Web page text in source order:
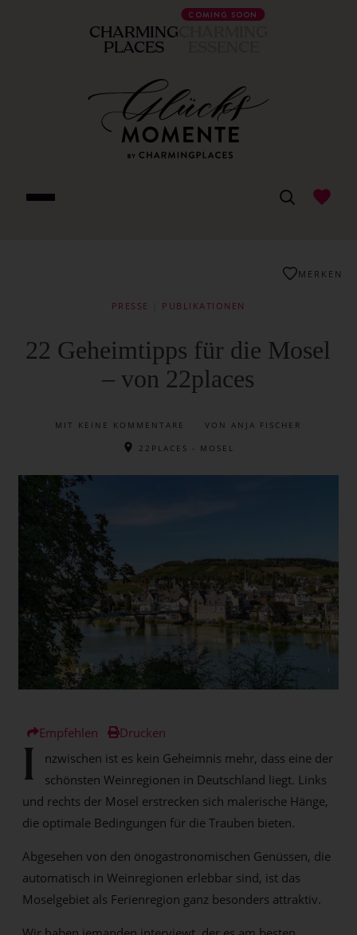
CHARMING
PLACES
COMING SOON
PRESSE PUBLIKATIONEN
22 Geheimtipps für die Mosel
– von 22places
MIT KEINE KOMMENTARE VON ANJA FISCHER
22PLACES - MOSEL
MERKEN
Empfehlen Drucken
I
nzwischen ist es kein Geheimnis mehr, dass eine der
schönsten Weinregionen in Deutschland liegt. Links
und rechts der Mosel erstrecken sich malerische Hänge,
die optimale Bedingungen für die Trauben bieten.
Abgesehen von den önogastronomischen Genüssen, die
automatisch in Weinregionen erlebbar sind, ist das
Moselgebiet als Ferienregion ganz besonders attraktiv.